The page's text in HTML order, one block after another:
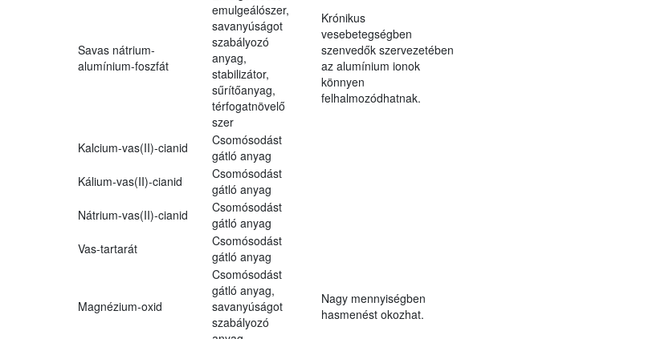
Savas nátrium-
alumínium-foszfát
emulgeálószer,
savanyúságot
szabályozó
anyag,
stabilizátor,
sűrítőanyag,
térfogatnövelő
szer
Krónikus
vesebetegségben
szenvedők szervezetében
az alumínium ionok
könnyen
felhalmozódhatnak.
Kalcium-vas(II)-cianid
Csomósodást
gátló anyag
Kálium-vas(II)-cianid
Csomósodást
gátló anyag
Nátrium-vas(II)-cianid
Csomósodást
gátló anyag
Vas-tartarát
Csomósodást
gátló anyag
Magnézium-oxid
Csomósodást
gátló anyag,
savanyúságot
szabályozó
Nagy mennyiségben
hasmenést okozhat.